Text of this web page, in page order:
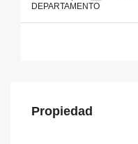
DEPARTAMENTO
Propiedad